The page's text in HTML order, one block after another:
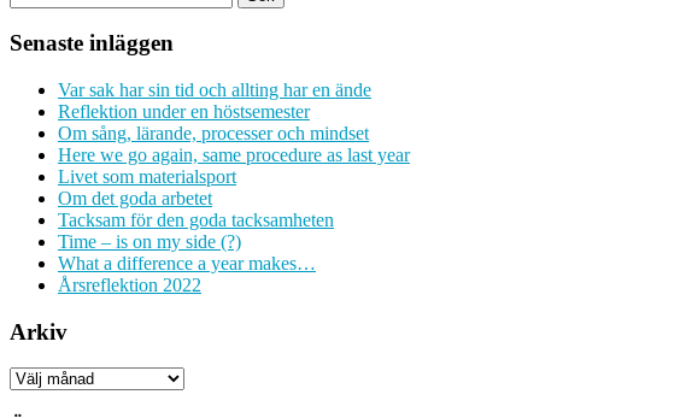
Senaste inläggen
Var sak har sin tid och allting har en ände
Reflektion under en höstsemester
Om sång, lärande, processer och mindset
Here we go again, same procedure as last year
Livet som materialsport
Om det goda arbetet
Tacksam för den goda tacksamheten
Time – is on my side (?)
What a difference a year makes…
Årsreflektion 2022
Arkiv
Arkiv